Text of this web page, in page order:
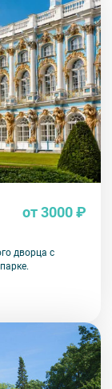
от 3000 ₽
дворца с